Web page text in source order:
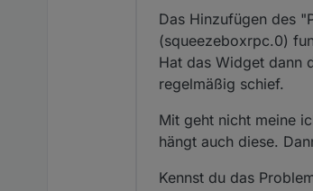
Das Hinzufügen des
(squeezeboxrpc.0)
Hat das Widget dann
regelmäßig schief.
Mit geht nicht meine
hängt auch diese.
Kennst du das